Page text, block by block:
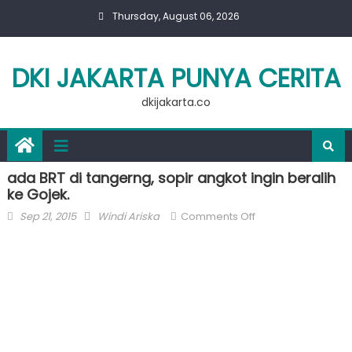
Thursday, August 06, 2026
DKI JAKARTA PUNYA CERITA
dkijakarta.co
ada BRT di tangerng, sopir angkot ingin beralih
ke Gojek.
Posted
Sep 21, 2015 Author
Windi Ariska Comments Offon